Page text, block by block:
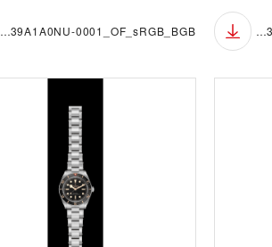
M7939A1A0NU-0001_OF_sRGB_BGW
M7939A1A0NU-0001_OF_sRGB_BGB